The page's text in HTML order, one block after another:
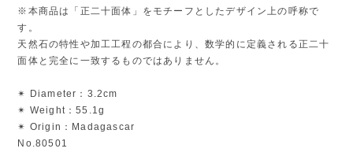
※本商品は「正二十面体」をモチーフとしたデザイン上の呼称で
す。
天然石の特性や加工工程の都合により、数学的に定義される正二十
面体と完全に一致するものではありません。
✴︎ Diameter：3.2cm
✴︎ Weight：55.1g
✴︎ Origin：Madagascar
No.80501